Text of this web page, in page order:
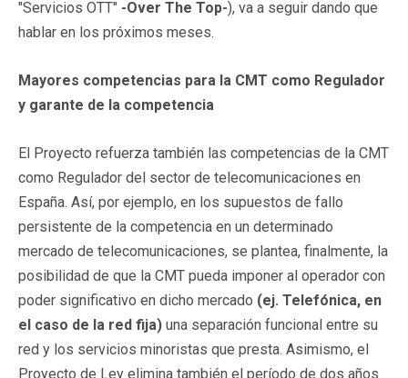
"Servicios OTT" -Over The Top-), va a seguir dando que
hablar en los próximos meses.
Mayores competencias para la CMT como Regulador
y garante de la competencia
El Proyecto refuerza también las competencias de la CMT
como Regulador del sector de telecomunicaciones en
España. Así, por ejemplo, en los supuestos de fallo
persistente de la competencia en un determinado
mercado de telecomunicaciones, se plantea, finalmente, la
posibilidad de que la CMT pueda imponer al operador con
poder significativo en dicho mercado (ej. Telefónica, en
el caso de la red fija) una separación funcional entre su
red y los servicios minoristas que presta. Asimismo, el
Proyecto de Ley elimina también el período de dos años